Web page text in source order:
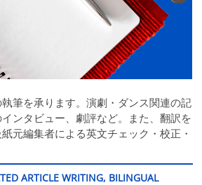
筆を承ります。演劇・ダンス関連の記
ンタビュー、劇評など。また、翻訳を
元編集者による英文チェック・校正・
ARTICLE WRITING, BILINGUAL